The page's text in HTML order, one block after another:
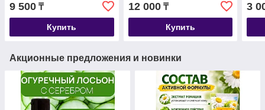
9 500 ₸
Купить
12 000₸
Купить
3
Акционные предложения и новинки